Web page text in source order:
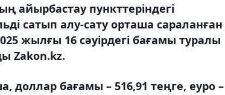
пункттеріндегі
сатып алу-сату орташа сараланған
жылғы 16 сәуірдегі бағамы туралы
Zakon.kz.
доллар бағамы – 516,91 теңге, еуро –